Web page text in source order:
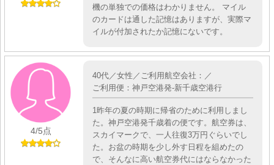
機の単独での価格はわかりません。 マイル
のカードは通した記憶はありますが、実際マ
イルが付加されたか記憶にないです。
4/5点
40代／女性／ご利用航空会社：／
ご利用便：神戸空港発-新千歳空港行
1昨年の夏の時期に帰省のために利用しまし
た。神戸空港発千歳着の便です。航空券は、
スカイマークで、一人往復3万円ぐらいでし
た。お盆の時期を少し外す日程を組めたの
で、そんなに高い航空券代にはならなかった